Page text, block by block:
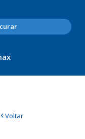
‹Voltar